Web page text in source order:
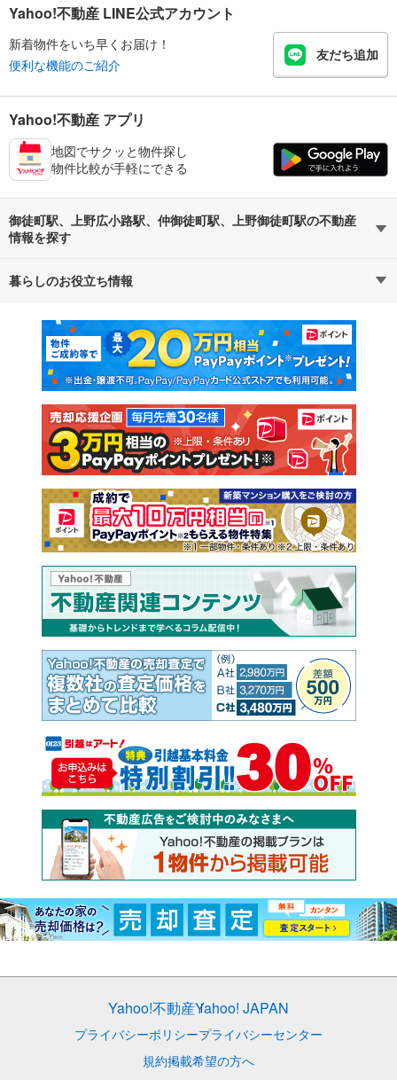
Yahoo!不動産 LINE公式アカウント
新着物件をいち早くお届け！
便利な機能のご紹介
友だち追加
Yahoo!不動産 アプリ
地図でサクッと物件探し
物件比較が手軽にできる
御徒町駅、上野広小路駅、仲御徒町駅、上野御徒町駅の不動産
情報を探す
不動産・住宅
新築マンション 中古マンション
新築一戸建て 中古一戸建て
注文住宅 土地
売却査定
暮らしのお役立ち情報
マンションカタログ 教えて！住まいの先生
Yahoo!不動産Yahoo! JAPAN
プライバシーポリシープライバシーセンター
規約掲載希望の方へ